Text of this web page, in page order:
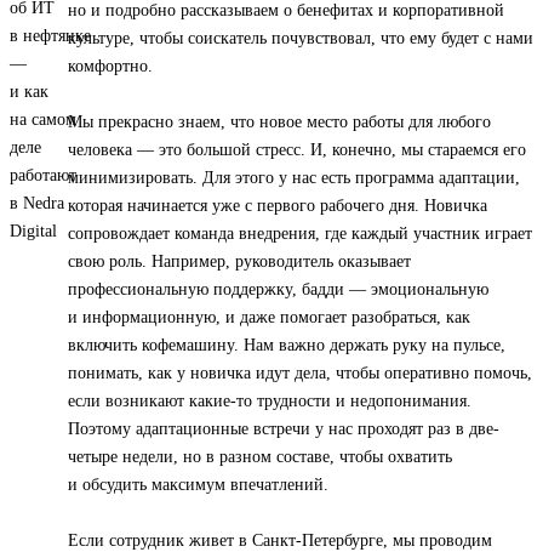
но и подробно рассказываем о бенефитах и корпоративной
культуре, чтобы соискатель почувствовал, что ему будет с нами
комфортно.
Мы прекрасно знаем, что новое место работы для любого
человека — это большой стресс. И, конечно, мы стараемся его
минимизировать. Для этого у нас есть программа адаптации,
которая начинается уже с первого рабочего дня. Новичка
сопровождает команда внедрения, где каждый участник играет
свою роль. Например, руководитель оказывает
профессиональную поддержку, бадди — эмоциональную
и информационную, и даже помогает разобраться, как
включить кофемашину. Нам важно держать руку на пульсе,
понимать, как у новичка идут дела, чтобы оперативно помочь,
если возникают какие-то трудности и недопонимания.
Поэтому адаптационные встречи у нас проходят раз в две-
четыре недели, но в разном составе, чтобы охватить
и обсудить максимум впечатлений.
Если сотрудник живет в Санкт-Петербурге, мы проводим